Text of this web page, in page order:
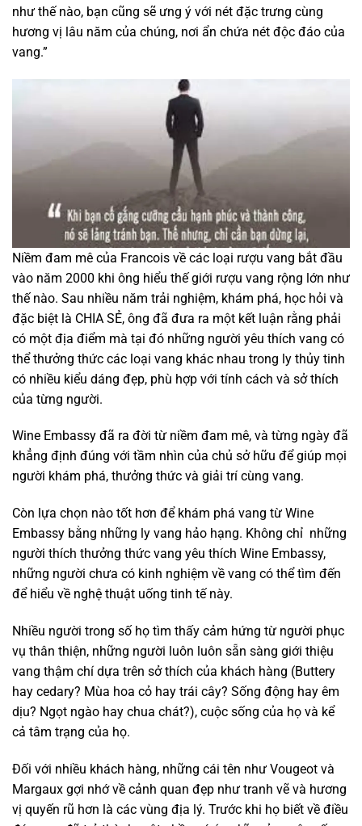
như thế nào, bạn cũng sẽ ưng ý với nét đặc trưng cùng
hương vị lâu năm của chúng, nơi ẩn chứa nét độc đáo của
vang.”
Niềm đam mê của Francois về các loại rượu vang bắt đầu
vào năm 2000 khi ông hiểu thế giới rượu vang rộng lớn như
thế nào. Sau nhiều năm trải nghiệm, khám phá, học hỏi và
đặc biệt là CHIA SẺ, ông đã đưa ra một kết luận rằng phải
có một địa điểm mà tại đó những người yêu thích vang có
thể thưởng thức các loại vang khác nhau trong ly thủy tinh
có nhiều kiểu dáng đẹp, phù hợp với tính cách và sở thích
của từng người.
Wine Embassy đã ra đời từ niềm đam mê, và từng ngày đã
khẳng định đúng với tầm nhìn của chủ sở hữu để giúp mọi
người khám phá, thưởng thức và giải trí cùng vang.
Còn lựa chọn nào tốt hơn để khám phá vang từ Wine
Embassy bằng những ly vang hảo hạng. Không chỉ những
người thích thưởng thức vang yêu thích Wine Embassy,
những người chưa có kinh nghiệm về vang có thể tìm đến
để hiểu về nghệ thuật uống tinh tế này.
Nhiều người trong số họ tìm thấy cảm hứng từ người phục
vụ thân thiện, những người luôn luôn sẵn sàng giới thiệu
vang thậm chí dựa trên sở thích của khách hàng (Buttery
hay cedary? Mùa hoa cỏ hay trái cây? Sống động hay êm
dịu? Ngọt ngào hay chua chát?), cuộc sống của họ và kể
cả tâm trạng của họ.
Đối với nhiều khách hàng, những cái tên như Vougeot và
Margaux gợi nhớ về cảnh quan đẹp như tranh vẽ và hương
vị quyến rũ hơn là các vùng địa lý. Trước khi họ biết về điều